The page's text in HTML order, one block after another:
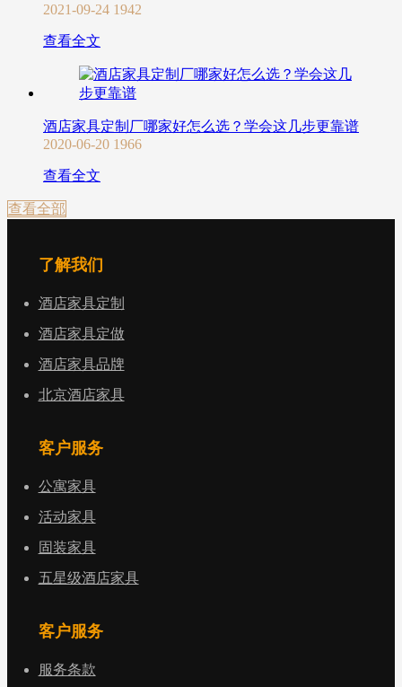
2021-09-24 1942
查看全文
酒店家具定制厂哪家好怎么选？学会这几步更靠谱
2020-06-20 1966
查看全文
查看全部
了解我们
酒店家具定制
酒店家具定做
酒店家具品牌
北京酒店家具
客户服务
公寓家具
活动家具
固装家具
五星级酒店家具
客户服务
服务条款